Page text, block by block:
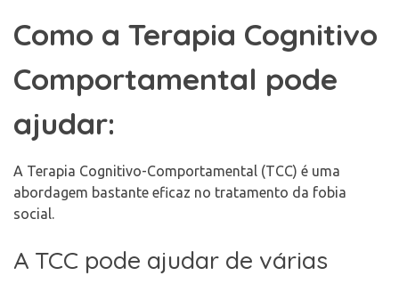
Como a Terapia Cognitivo
Comportamental pode
ajudar:
A Terapia Cognitivo-Comportamental (TCC) é uma
abordagem bastante eficaz no tratamento da fobia
social.
A TCC pode ajudar de várias